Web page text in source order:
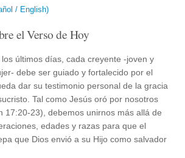
/ English)
el Verso de Hoy
últimos días, cada creyente -joven y
debe ser guiado y fortalecido por el
dar su testimonio personal de la gracia
Tal como Jesús oró por nosotros
17:20-23), debemos unirnos más allá de
edades y razas para que el
que Dios envió a su Hijo como salvador